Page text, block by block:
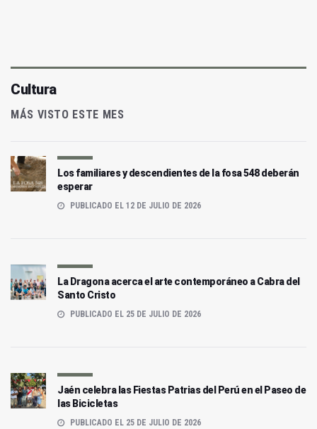
Cultura
MÁS VISTO ESTE MES
Los familiares y descendientes de la fosa 548 deberán
esperar
PUBLICADO EL 12 DE JULIO DE 2026
La Dragona acerca el arte contemporáneo a Cabra del
Santo Cristo
PUBLICADO EL 25 DE JULIO DE 2026
Jaén celebra las Fiestas Patrias del Perú en el Paseo de
las Bicicletas
PUBLICADO EL 25 DE JULIO DE 2026